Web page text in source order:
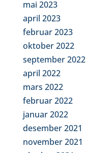
mai 2023
april 2023
februar 2023
oktober 2022
september 2022
april 2022
mars 2022
februar 2022
januar 2022
desember 2021
november 2021